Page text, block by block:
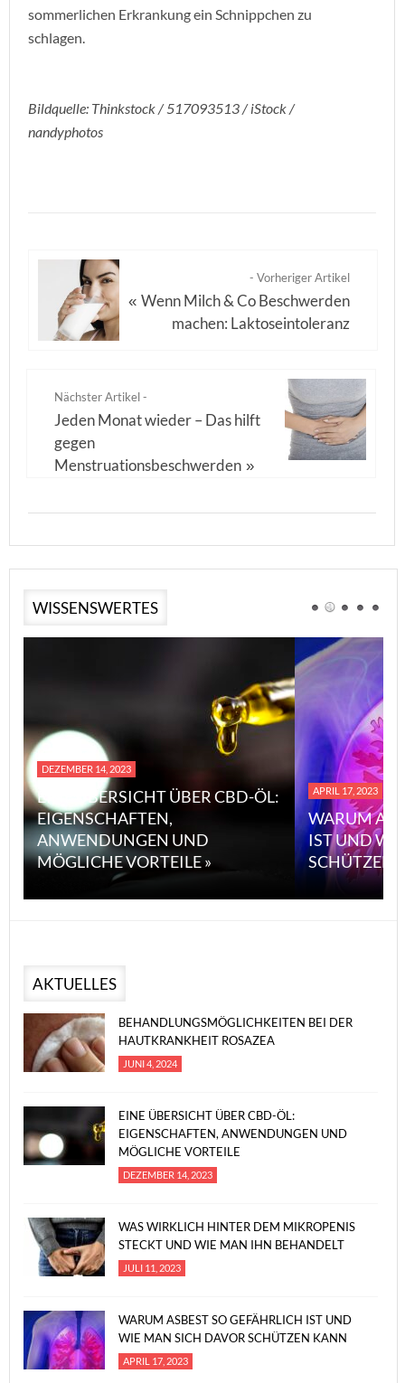
sommerlichen Erkrankung ein Schnippchen zu
schlagen.
Bildquelle: Thinkstock / 517093513 / iStock /
nandyphotos
- Vorheriger Artikel
«Wenn Milch & Co Beschwerden
machen: Laktoseintoleranz
Nächster Artikel -
Jeden Monat wieder – Das hilft
gegen
Menstruationsbeschwerden »
WISSENSWERTES
DEZEMBER 14, 2023
EINE ÜBERSICHT ÜBER CBD-ÖL:
EIGENSCHAFTEN,
ANWENDUNGEN UND
MÖGLICHE VORTEILE »
APRIL 17, 2023
WARUM
IST UND
SCHÜTZEN
AKTUELLES
BEHANDLUNGSMÖGLICHKEITEN BEI DER
HAUTKRANKHEIT ROSAZEA
JUNI 4, 2024
EINE ÜBERSICHT ÜBER CBD-ÖL:
EIGENSCHAFTEN, ANWENDUNGEN UND
MÖGLICHE VORTEILE
DEZEMBER 14, 2023
WAS WIRKLICH HINTER DEM MIKROPENIS
STECKT UND WIE MAN IHN BEHANDELT
JULI 11, 2023
WARUM ASBEST SO GEFÄHRLICH IST UND
WIE MAN SICH DAVOR SCHÜTZEN KANN
APRIL 17, 2023